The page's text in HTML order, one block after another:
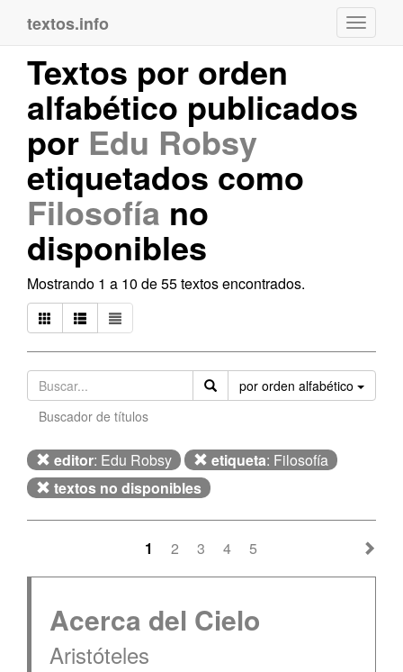
textos.info
Textos por orden
alfabético publicados
por Edu Robsy
etiquetados como
Filosofía no
disponibles
Mostrando 1 a 10 de 55 textos encontrados.
por orden alfabético
Buscador de títulos
editor: Edu Robsy etiqueta: Filosofía
textos no disponibles
1 2 3 4 5
Acerca del Cielo
Aristóteles